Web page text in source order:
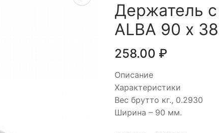
Держатель
ALBA 90 х
258.00 ₽
Описание
Характеристики
Вес брутто кг., 0.2930
Ширина – 90 мм.